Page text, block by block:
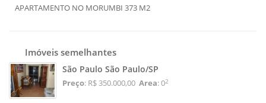
APARTAMENTO NO MORUMBI 373 M2
Imóveis semelhantes
São Paulo São Paulo/SP
Preço: R$ 350.000,00 Area: 02